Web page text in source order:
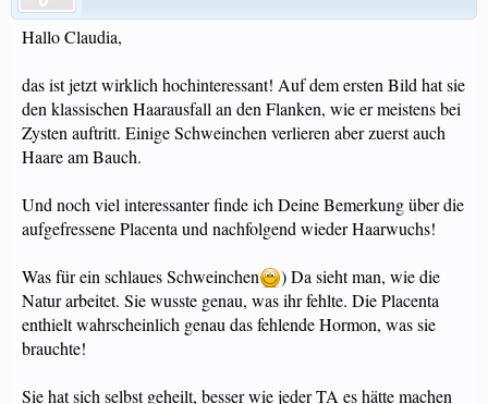
Hallo Claudia,
das ist jetzt wirklich hochinteressant! Auf dem ersten Bild hat sie
den klassischen Haarausfall an den Flanken, wie er meistens bei
Zysten auftritt. Einige Schweinchen verlieren aber zuerst auch
Haare am Bauch.
Und noch viel interessanter finde ich Deine Bemerkung über die
aufgefressene Placenta und nachfolgend wieder Haarwuchs!
Was für ein schlaues Schweinchen
) Da sieht man, wie die
Natur arbeitet. Sie wusste genau, was ihr fehlte. Die Placenta
enthielt wahrscheinlich genau das fehlende Hormon, was sie
brauchte!
Sie hat sich selbst geheilt, besser wie jeder TA es hätte machen